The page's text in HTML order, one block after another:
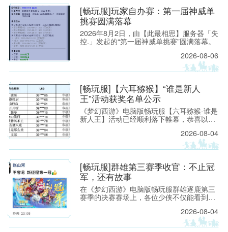
电脑版
官方网
[畅玩服]玩家自办赛：第一届神威单
挑赛圆满落幕
2026年8月2日，由【此最相思】服务器「失
控.」发起的“第一届神威单挑赛”圆满落幕。
2026-08-06
[畅玩服]【六耳猕猴】“谁是新人
王”活动获奖名单公示
《梦幻西游》电脑版畅玩服【六耳猕猴-谁是
新人王】活动已经顺利落下帷幕，恭喜以下
2026-08-04
[畅玩服]群雄第三赛季收官：不止冠
军，还有故事
在《梦幻西游》电脑版畅玩服群雄逐鹿第三
赛季的决赛赛场上，各位少侠不仅能看到精
彩激烈的顶尖对决，赛场之外也同样看点满
满。下面，就带各位少侠了解一下吧！
2026-08-04